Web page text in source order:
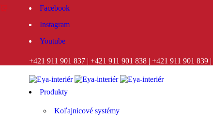
Facebook
Instagram
Youtube
+421 911 901 837 | +421 911 901 838 | +421 911 901 839 |
Produkty
Koľajnicové systémy